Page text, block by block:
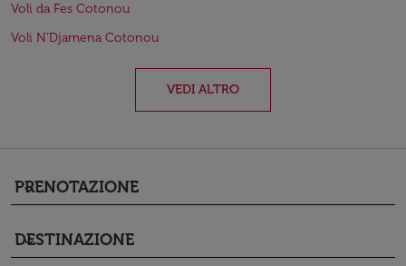
Voli da Fes Cotonou
Voli N'Djamena Cotonou
VEDI ALTRO
PRENOTAZIONE
keyboard_arrow_down
DESTINAZIONE
keyboard_arrow_down